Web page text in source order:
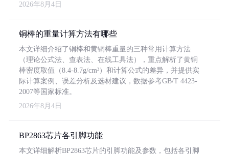
2026年8月4日
铜棒的重量计算方法有哪些
本文详细介绍了铜棒和黄铜棒重量的三种常用计算方法
（理论公式法、查表法、在线工具法），重点解析了黄铜
棒密度取值（8.4-8.7g/cm³）和计算公式的差异，并提供实
际计算案例、误差分析及选材建议，数据参考GB/T 4423-
2007等国家标准。
2026年8月4日
BP2863芯片各引脚功能
本文详细解析BP2863芯片的引脚功能及参数，包括各引脚